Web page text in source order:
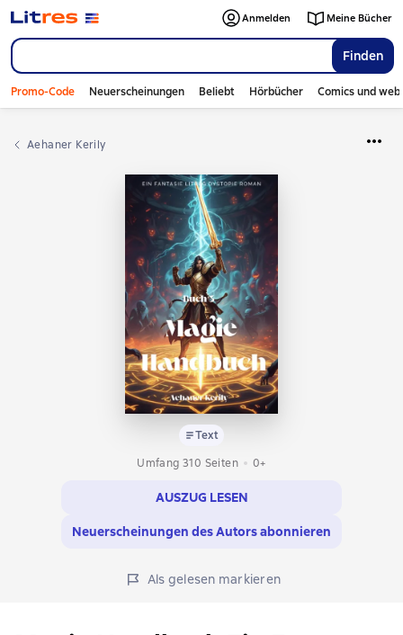
Finden
Anmelden Meine Bücher
Promo-Code Neuerscheinungen Beliebt Hörbücher Comics und
Aehaner Kerily
Text
Umfang 310 Seiten
0+
AUSZUG LESEN
Neuerscheinungen des Autors abonnieren
Als gelesen markieren